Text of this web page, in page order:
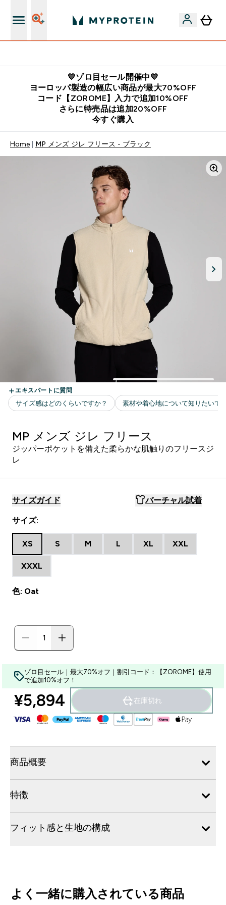
💙ゾロ目セール開催中💙
ヨーロッパ製造の幅広い商品が最大70%OFF
コード【ZOROME】入力で追加10%OFF
さらに特売品は追加20%OFF
今すぐ購入
Home MP メンズ ジレ フリース - ブラック
MP メンズ ジレ フリース
ジッパーポケットを備えた柔らかな肌触りのフリースジ
レ
サイズガイド バーチャル試着
サイズ:
XS S M L XL XXL
XXXL
色: Oat
ゾロ目セール｜最大70%オフ｜割引コード：【ZOROME】使用
で追加10%オフ！
¥5,894‎ 在庫切れ
商品概要
特徴
フィット感と生地の構成
よく一緒に購入されている商品